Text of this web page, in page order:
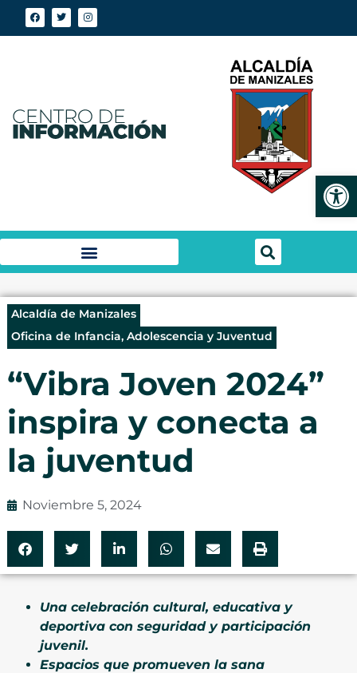
Alcaldía de Manizales
Oficina de Infancia, Adolescencia y Juventud
“Vibra Joven 2024”
inspira y conecta a
la juventud
Noviembre 5, 2024
Una celebración cultural, educativa y
deportiva con seguridad y participación
juvenil.
Espacios que promueven la sana